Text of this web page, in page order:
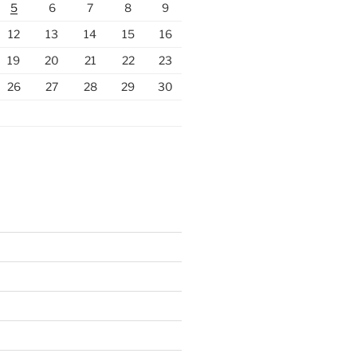
5 6 7 8
9
12 13 14 15
16
19 20 21 22
23
26 27 28 29
30